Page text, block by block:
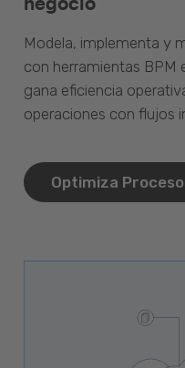
Modela, implementa y
con herramientas BPM
gana eficiencia
operaciones con flujos
Optimiza